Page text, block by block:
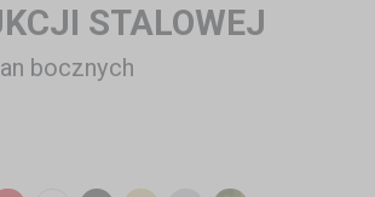
STALOWEJ
bocznych